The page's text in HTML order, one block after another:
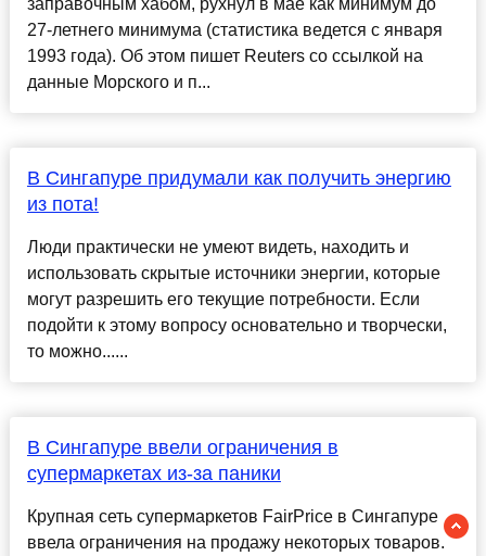
заправочным хабом, рухнул в мае как минимум до
27-летнего минимума (статистика ведется с января
1993 года). Об этом пишет Reuters со ссылкой на
данные Морского и п...
В Сингапуре придумали как получить энергию
из пота!
Люди практически не умеют видеть, находить и
использовать скрытые источники энергии, которые
могут разрешить его текущие потребности. Если
подойти к этому вопросу основательно и творчески,
то можно......
В Сингапуре ввели ограничения в
супермаркетах из-за паники
Крупная сеть супермаркетов FairPrice в Сингапуре
ввела ограничения на продажу некоторых товаров.